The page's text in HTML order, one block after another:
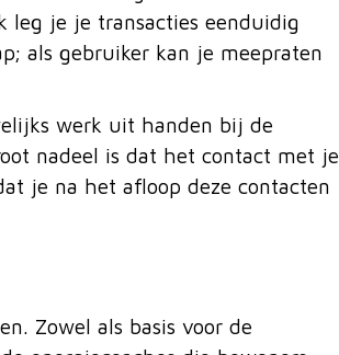
leg je je transacties eenduidig
als gebruiker kan je meepraten
werk uit handen bij de
nadeel is dat het contact met je
je na het afloop deze contacten
Zowel als basis voor de